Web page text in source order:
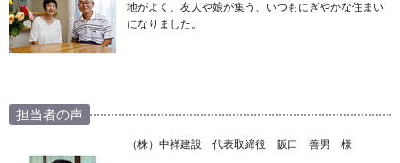
地がよく、友人や娘が集う、いつもにぎやかな住まい
になりました。
担当者の声
（株）中祥建設 代表取締役 阪口 善男 様